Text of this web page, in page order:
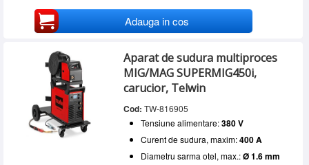
Adauga in cos
Aparat de sudura multiproces
MIG/MAG SUPERMIG450i,
carucior, Telwin
Cod: TW-816905
Tensiune alimentare:380 V
Curent de sudura, maxim:400 A
Diametru sarma otel, max.:Ø 1.6 mm